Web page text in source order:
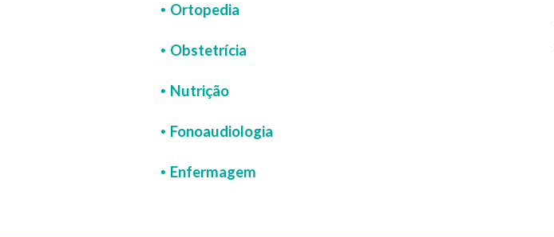
• Ortopedia
• Obstetrícia
• Nutrição
• Fonoaudiologia
• Enfermagem